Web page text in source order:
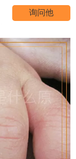
询问他